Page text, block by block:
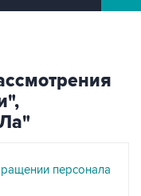
персонала